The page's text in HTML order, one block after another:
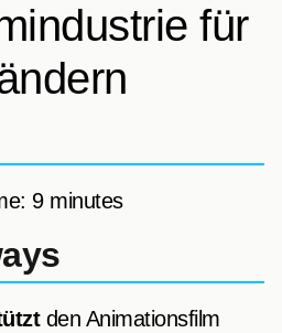
für
9 minutes
den Animationsfilm